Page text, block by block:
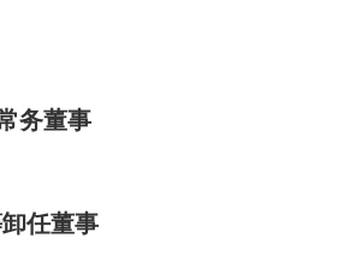
务董事
任董事